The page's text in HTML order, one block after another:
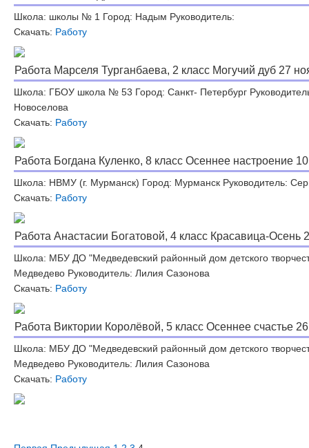
Школа: школы № 1 Город: Надым Руководитель:
Скачать: Работу
Работа Марселя Турганбаева, 2 класс Могучий дуб 27
Школа: ГБОУ школа № 53 Город: Санкт- Петербург
Новоселова
Скачать: Работу
Работа Богдана Куленко, 8 класс Осеннее настроение
Школа: НВМУ (г. Мурманск) Город: Мурманск Руководитель:
Скачать: Работу
Работа Анастасии Богатовой, 4 класс Красавица-Осень
Школа: МБУ ДО "Медведевский районный дом детского
Медведево Руководитель: Лилия Сазонова
Скачать: Работу
Работа Виктории Королёвой, 5 класс Осеннее счастье
Школа: МБУ ДО "Медведевский районный дом детского
Медведево Руководитель: Лилия Сазонова
Скачать: Работу